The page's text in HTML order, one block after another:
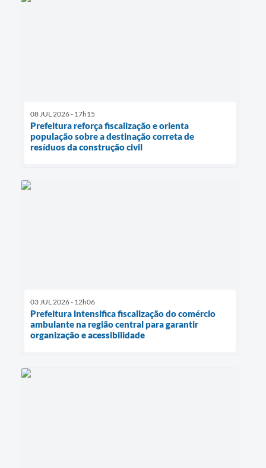
08 JUL 2026 - 17h15
Prefeitura reforça fiscalização e orienta
população sobre a destinação correta de
resíduos da construção civil
03 JUL 2026 - 12h06
Prefeitura intensifica fiscalização do comércio
ambulante na região central para garantir
organização e acessibilidade